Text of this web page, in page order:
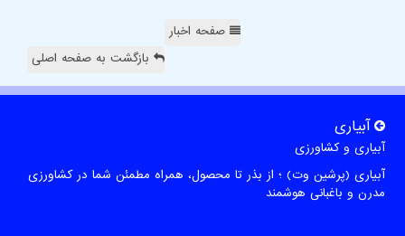
صفحه اخبار
بازگشت به صفحه اصلی
آبیاری
آبیاری و کشاورزی
آبیاری (پرشین وت) ؛ از بذر تا محصول، همراه مطمئن شما در کشاورزی
مدرن و باغبانی هوشمند